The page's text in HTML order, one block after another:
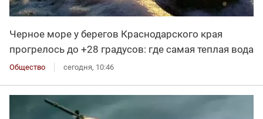
Черное море у берегов Краснодарского края
прогрелось до +28 градусов: где самая теплая вода
Общество сегодня, 10:46